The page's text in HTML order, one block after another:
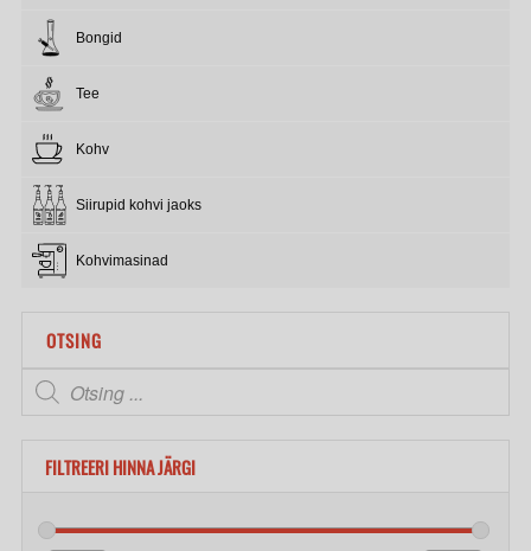
Bongid
Tee
Kohv
Siirupid kohvi jaoks
Kohvimasinad
OTSING
FILTREERI HINNA JÄRGI